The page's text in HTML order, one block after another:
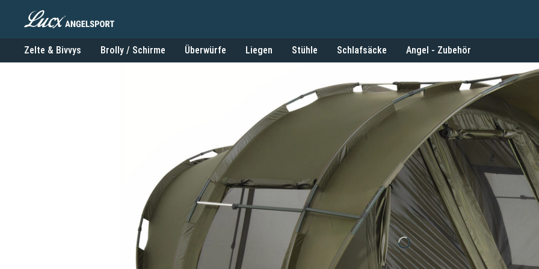
Zelte & Bivvys Brolly / Schirme Überwürfe Liegen Stühle Schlafsäcke Angel - Zubehör